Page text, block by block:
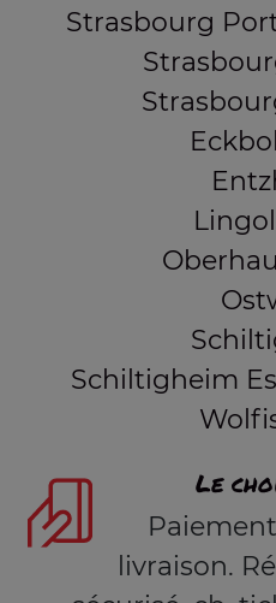
Strasbourg
Schiltigheim
Le
livraison.